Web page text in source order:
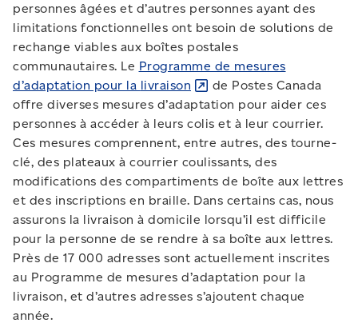
personnes âgées et d’autres personnes ayant des
limitations fonctionnelles ont besoin de solutions de
rechange viables aux boîtes postales
communautaires. Le Programme de mesures
d’adaptation pour la livraison
de Postes Canada
offre diverses mesures d’adaptation pour aider ces
personnes à accéder à leurs colis et à leur courrier.
Ces mesures comprennent, entre autres, des tourne-
clé, des plateaux à courrier coulissants, des
modifications des compartiments de boîte aux lettres
et des inscriptions en braille. Dans certains cas, nous
assurons la livraison à domicile lorsqu’il est difficile
pour la personne de se rendre à sa boîte aux lettres.
Près de 17 000 adresses sont actuellement inscrites
au Programme de mesures d’adaptation pour la
livraison, et d’autres adresses s’ajoutent chaque
année.